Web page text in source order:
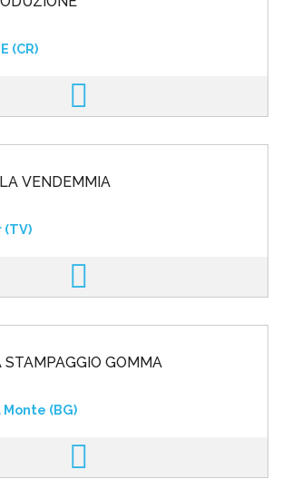
(CR)
VENDEMMIA
GOMMA
(BG)